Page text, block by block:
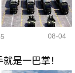
08-04
是一巴掌！